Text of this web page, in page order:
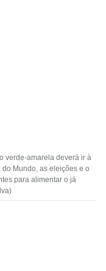
verde-amarela deverá ir à
Mundo, as eleições e o
para alimentar o já